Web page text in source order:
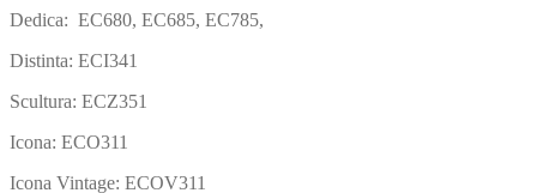
Dedica: EC680, EC685, EC785,
Distinta: ECI341
Scultura: ECZ351
Icona: ECO311
Icona Vintage: ECOV311